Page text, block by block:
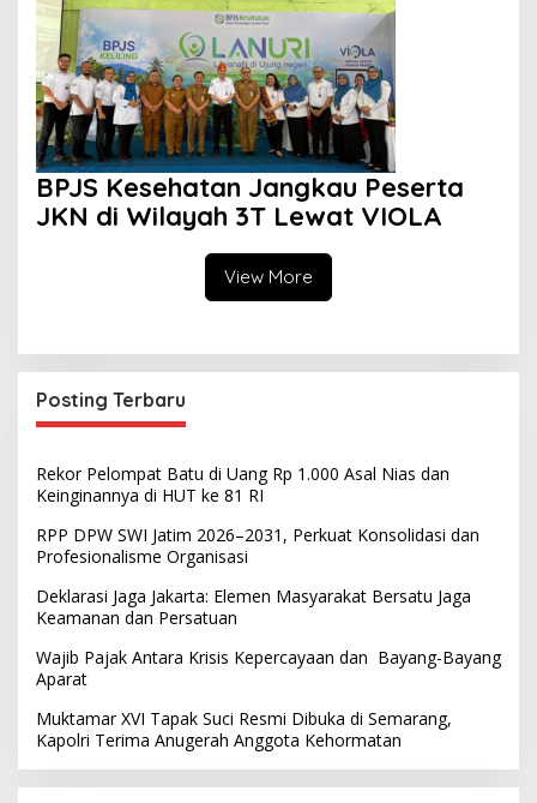
BPJS Kesehatan Jangkau Peserta
JKN di Wilayah 3T Lewat VIOLA
View More
Posting Terbaru
Rekor Pelompat Batu di Uang Rp 1.000 Asal Nias dan
Keinginannya di HUT ke 81 RI
RPP DPW SWI Jatim 2026–2031, Perkuat Konsolidasi dan
Profesionalisme Organisasi
Deklarasi Jaga Jakarta: Elemen Masyarakat Bersatu Jaga
Keamanan dan Persatuan
Wajib Pajak Antara Krisis Kepercayaan dan Bayang-Bayang
Aparat
Muktamar XVI Tapak Suci Resmi Dibuka di Semarang,
Kapolri Terima Anugerah Anggota Kehormatan